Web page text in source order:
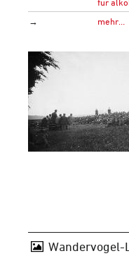
→
mehr…
Wandervogel-